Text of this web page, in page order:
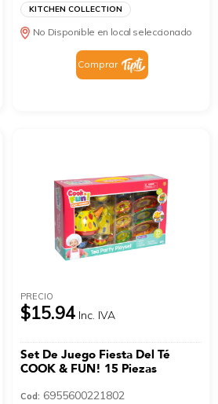
KITCHEN COLLECTION
No Disponible en local seleccionado
Comprar
PRECIO
$15.94 Inc. IVA
Set De Juego Fiesta Del Té
COOK & FUN! 15 Piezas
Cod: 6955600221802